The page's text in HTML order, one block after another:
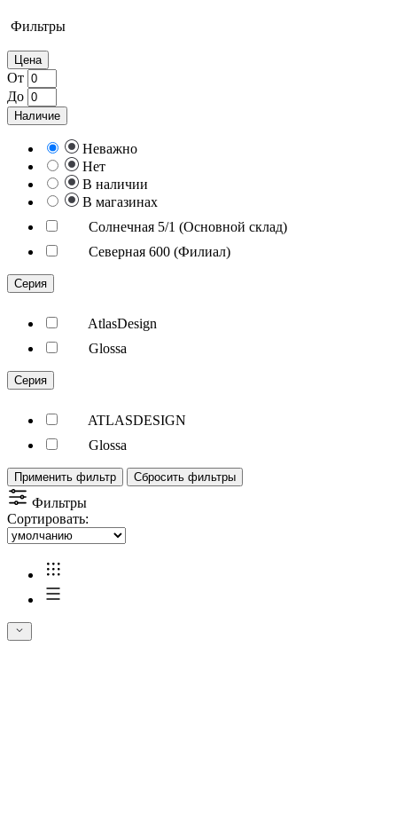
Фильтры
Цена
От
До
Наличие
Неважно
Нет
В наличии
В магазинах
Солнечная 5/1 (Основной склад)
Северная 600 (Филиал)
Серия
AtlasDesign
Glossa
Серия
ATLASDESIGN
Glossa
Применить фильтр Сбросить фильтры
Фильтры
Сортировать: